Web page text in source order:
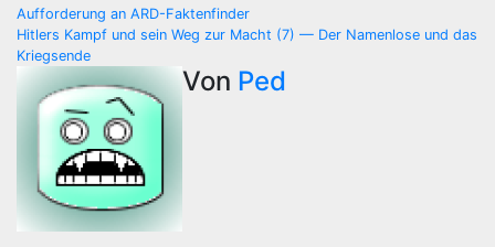
Beitragsnavigation
Aufforderung an ARD-Faktenfinder
Hitlers Kampf und sein Weg zur Macht (7) — Der Namenlose und das
Kriegsende
Von Ped